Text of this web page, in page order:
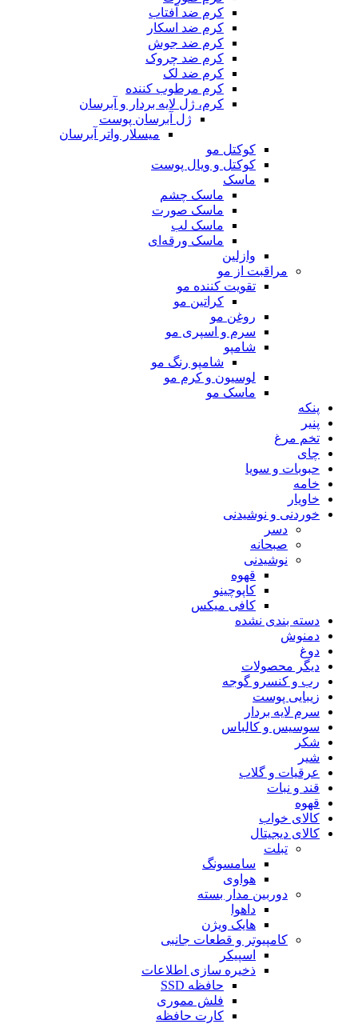
کرم ضد آفتاب
کرم ضد اسکار
کرم ضد جوش
کرم ضد چروک
کرم ضد لک
کرم مرطوب کننده
کرم، ژل لایه بردار و آبرسان
ژل آبرسان پوست
میسلار واتر آبرسان
کوکتل مو
کوکتل‌ و ویال پوست
ماسک
ماسک چشم
ماسک صورت
ماسک لب
ماسک ورقه‌ای
وازلین
مراقبت از مو
تقویت کننده مو
کراتین مو
روغن مو
سرم و اسپری مو
شامپو
شامپو رنگ مو
لوسیون و کرم مو
ماسک مو
پنکه
پنیر
تخم مرغ
چای
حبوبات و سویا
خامه
خاویار
خوردنی و نوشیدنی
دسر
صبحانه
نوشیدنی
قهوه
کاپوچینو
کافی میکس
دسته بندی نشده
دمنوش
دوغ
دیگر محصولات
رب و کنسرو گوجه
زیبایی پوست
سرم لایه بردار
سوسیس و کالباس
شکر
شیر
عرقیات و گلاب
قند و نبات
قهوه
کالای خواب
کالای دیجیتال
تبلت
سامسونگ
هواوی
دوربین مدار بسته
داهوا
هایک ویژن
کامپیوتر و قطعات جانبی
اسپیکر
ذخیره سازی اطلاعات
حافظه SSD
فلش مموری
کارت حافظه